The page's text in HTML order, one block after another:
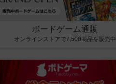
ボードゲーム通販
オンラインストアで7,500商品を販売中